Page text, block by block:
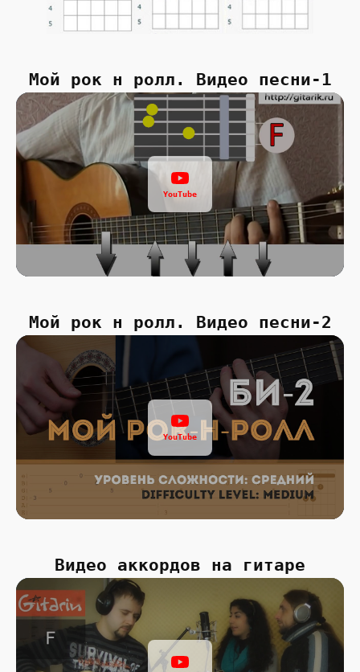
Мой рок н ролл. Видео песни-1
YouTube
Мой рок н ролл. Видео песни-2
YouTube
Видео аккордов на гитаре